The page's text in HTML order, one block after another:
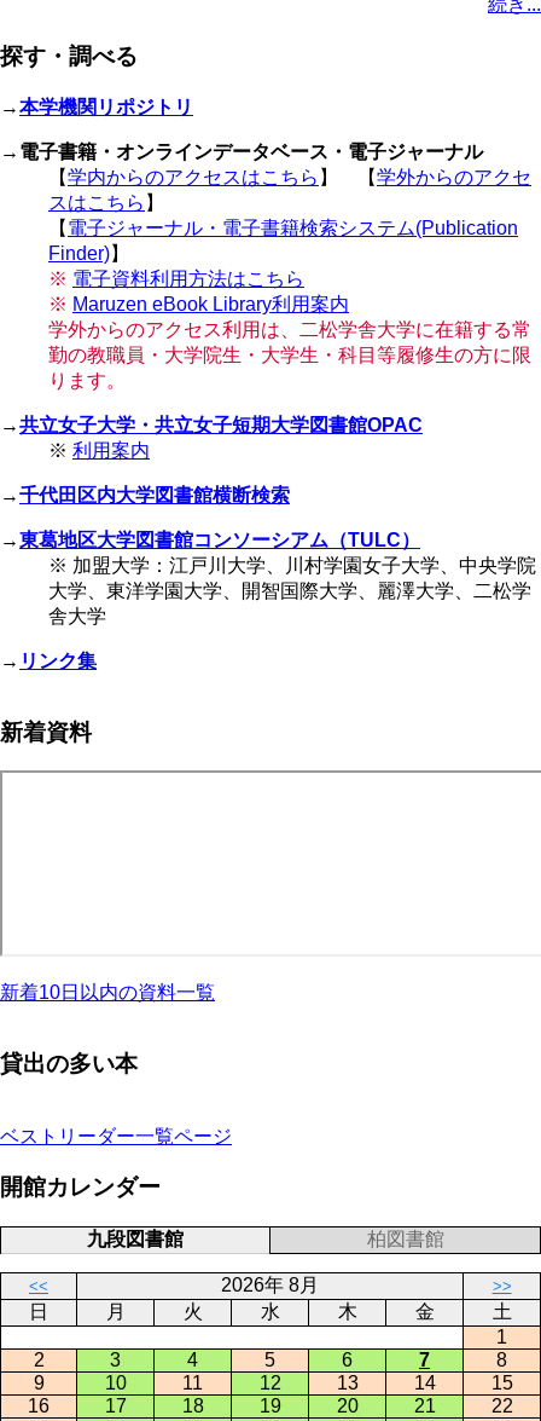
り
続き...
探す・調べる
→本学機関リポジトリ
→ 電子書籍・オンラインデータベース・電子ジャーナル
【学内からのアクセスはこちら 】 【学外からのアクセ
スはこちら 】
【 電子ジャーナル・電子書籍検索システム(Publication
Finder)】
※ 電子資料利用方法はこちら
※ Maruzen eBook Library利用案内
学外からのアクセス利用は、二松学舎大学に在籍する常
勤の教職員・大学院生・大学生・科目等履修生の方に限
ります。
→共立女子大学・共立女子短期大学図書館OPAC
※ 利用案内
→千代田区内大学図書館横断検索
→東葛地区大学図書館コンソーシアム（TULC）
※ 加盟大学：江戸川大学、川村学園女子大学、中央学院
大学、東洋学園大学、開智国際大学、麗澤大学、二松学
舎大学
→ リンク集
新着資料
新着10日以内の資料一覧
貸出の多い本
ベストリーダー一覧ページ
開館カレンダー
九段図書館 柏図書館
<< 2026年 8月 >>
日 月 火 水 木 金
土
1
2
3 4 5 6 7
8
9
10 11 12 13 14
15
16
17 18 19 20 21
22